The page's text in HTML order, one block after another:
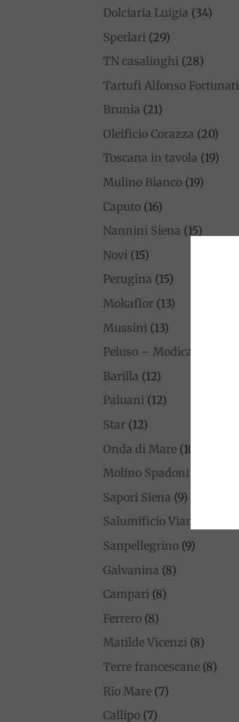
Dolciaria Luigia (34)
Sperlari (29)
TN casalinghi (28)
Tartufi Alfonso Fortunati
Brunia (21)
Oleificio Corazza (20)
Toscana in tavola (19)
Mulino Bianco (19)
Caputo (16)
Nannini Siena (15)
Novi (15)
Perugina (15)
Mokaflor (13)
Mussini (13)
Peluso – Modican Suklaa
Barilla (12)
Paluani (12)
Star (12)
Onda di Mare (10)
Molino Spadoni
Sapori Siena (9)
Salumificio Viani
Sanpellegrino (9)
Galvanina (8)
Campari (8)
Ferrero (8)
Matilde Vicenzi (8)
Terre francescane (8)
Rio Mare (7)
Callipo (7)